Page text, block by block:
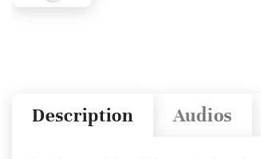
Audios
Description